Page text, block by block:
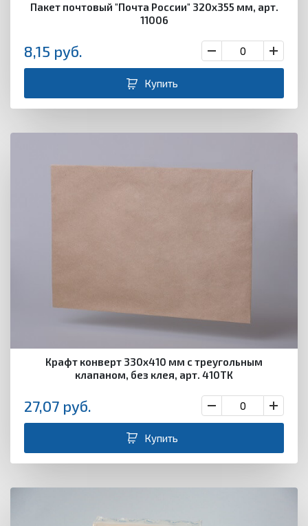
Пакет почтовый "Почта России" 320х355 мм, арт.
11006
8,15 руб.
Купить
Крафт конверт 330х410 мм с треугольным
клапаном, без клея, арт. 410ТК
27,07 руб.
Купить